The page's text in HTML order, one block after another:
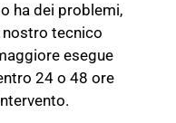
ha dei problemi,
tecnico
esegue
24 o 48 ore